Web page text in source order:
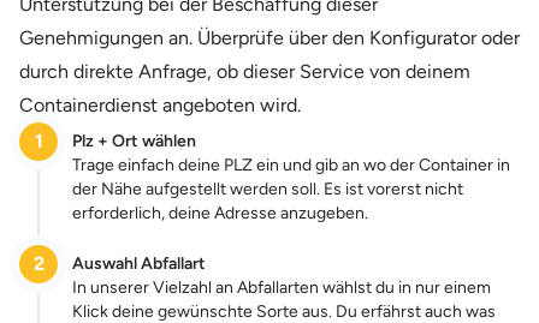
Genehmigungen an. Überprüfe über den Konfigurator oder
durch direkte Anfrage, ob dieser Service von deinem
Containerdienst angeboten wird.
1
Plz + Ort wählen
Trage einfach deine PLZ ein und gib an wo der Container in
der Nähe aufgestellt werden soll. Es ist vorerst nicht
erforderlich, deine Adresse anzugeben.
2
Auswahl Abfallart
In unserer Vielzahl an Abfallarten wählst du in nur einem
Klick deine gewünschte Sorte aus. Du erfährst auch was